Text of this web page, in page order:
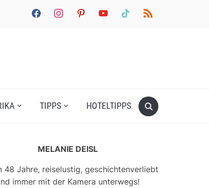
facebookinstagrampinterestyoutube tiktok rss
TIPPS HOTELTIPPS
MELANIE DEISL
48 Jahre, reiselustig, geschichtenverliebt
immer mit der Kamera unterwegs!